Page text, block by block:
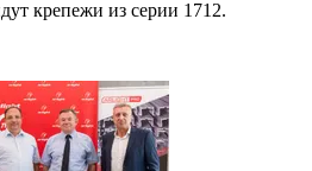
крепежи из серии 1712.